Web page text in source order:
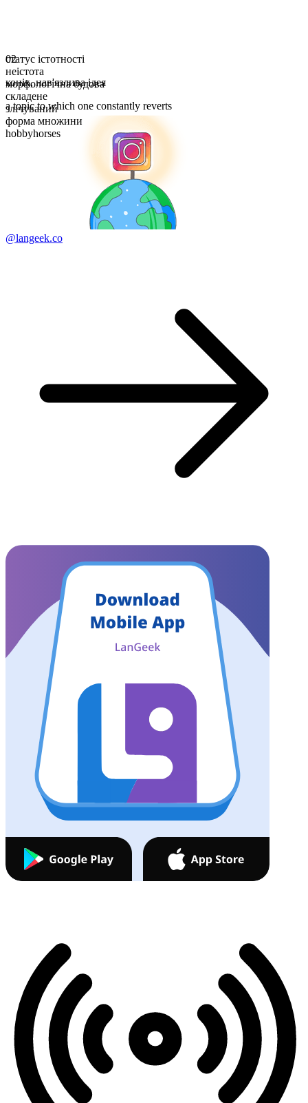
статус істотності
неістота
морфологічна будова
складене
злічуваний
форма множини
hobbyhorses
02
конік,нав'язлива ідея
a topic to which one constantly reverts
@langeek.co